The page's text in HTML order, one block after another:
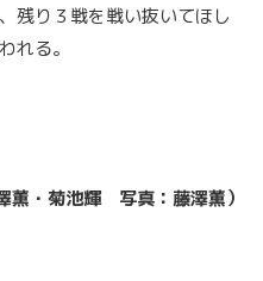
残り３戦を戦い抜いてほし
れる。
薫・菊池輝 写真：藤澤薫）